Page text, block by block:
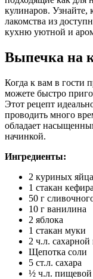
кулинаров. Узнайте,
лакомства из
кухню уютной и
Выпечка на
Когда к вам в гости
можете быстро
Этот рецепт
проводить много
обладает
начинкой.
Ингредиенты:
2 куриных яйца
1 стакан кефира
50 г
10 г ванилина
2 яблока
1 стакан муки
2 ч.л.
Щепотка соли
5 ст.л. сахара
½ ч.л.